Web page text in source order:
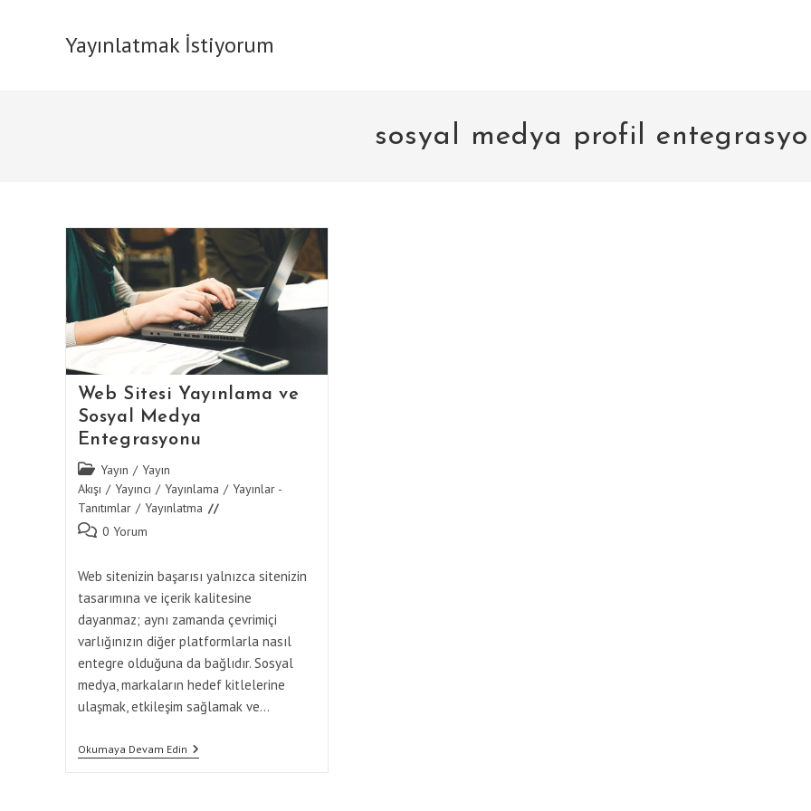
Yayınlatmak İstiyorum
sosyal medya profil
Web Sitesi Yayınlama ve
Sosyal Medya
Entegrasyonu
Post
category:
Yayın / Yayın
Akışı / Yayıncı / Yayınlama / Yayınlar -
Tanıtımlar / Yayınlatma
Post 0 Yorum
Web sitenizin başarısı yalnızca sitenizin
tasarımına ve içerik kalitesine
dayanmaz; aynı zamanda çevrimiçi
varlığınızın diğer platformlarla nasıl
entegre olduğuna da bağlıdır. Sosyal
medya, markaların hedef kitlelerine
ulaşmak, etkileşim sağlamak ve…
Okumaya Devam EdinWeb